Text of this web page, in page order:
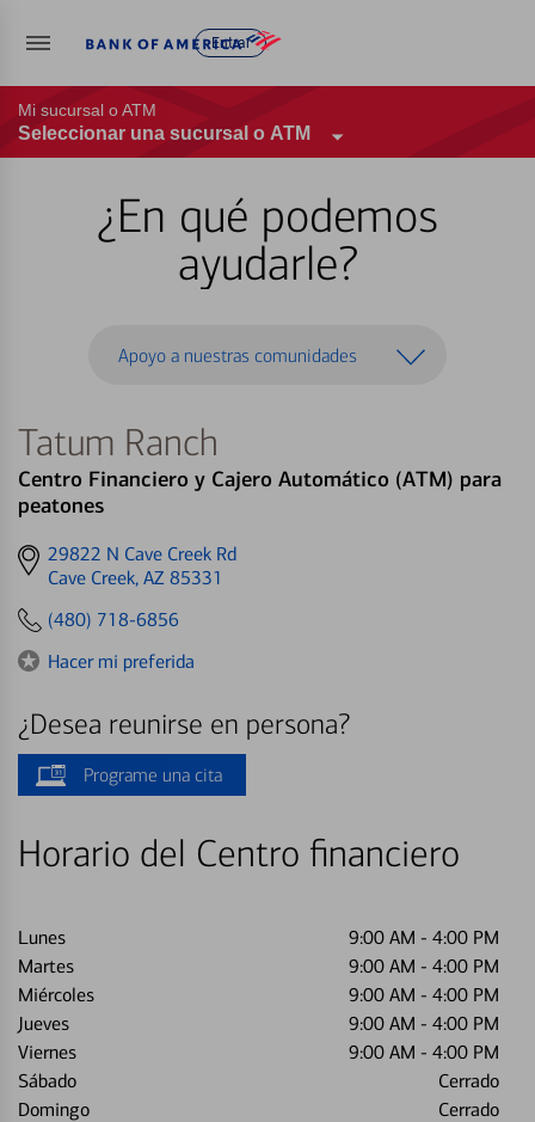
Entrar
Mi sucursal o ATM
Seleccionar una sucursal o ATM
¿En qué podemos
ayudarle?
Apoyo a nuestras comunidades
Tatum Ranch
Centro Financiero y Cajero Automático (ATM) para
peatones
Get
directions
29822 N Cave Creek Rd
Cave Creek, AZ 85331
(480) 718-6856
Hacer mi preferida
¿Desea reunirse en persona?
Programe una cita
Horario del Centro financiero
Lunes 9:00 AM - 4:00 PM
Martes
9:00 AM - 4:00 PM
Miércoles
9:00 AM - 4:00 PM
Jueves
9:00 AM - 4:00 PM
Viernes
9:00 AM - 4:00 PM
Sábado
Cerrado
Domingo
Cerrado